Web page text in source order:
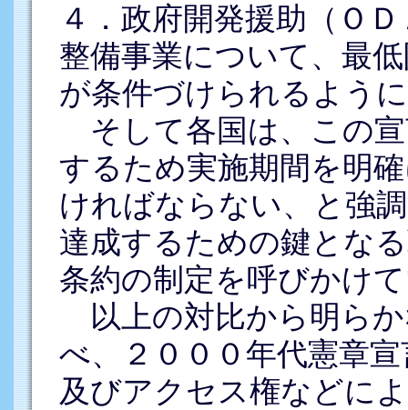
４．政府開発援助（Ｏ
整備事業について、最
が条件づけられるよう
そして各国は、この
するため実施期間を明
ければならない、と強
達成するための鍵とな
条約の制定を呼びかけ
以上の対比から明ら
べ、２０００年代憲章
及びアクセス権などに